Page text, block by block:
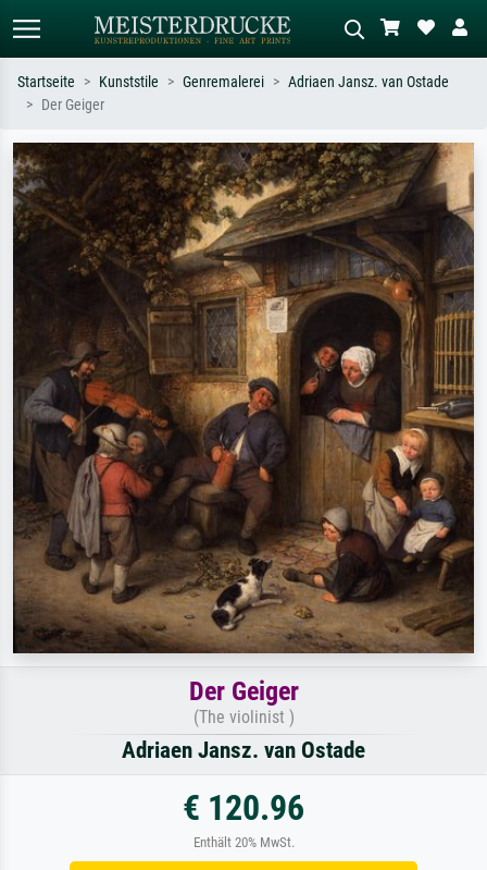
Suchen Sie nach Künstlern, Werktiteln
oder Stilen – z.B. Monet,
Sternennacht, Impressionismus, Welle
Hokusai, Akt.
Beschreiben Sie die Szene – z.B. Grüne
Wiese, Abstrakt mit viel Rot, Dunkles
Ölgemälde, Stehender Akt neben einem
Baum.
Startseite Kunststile Genremalerei
Adriaen Jansz. van Ostade
Der Geiger
Der Geiger
(The violinist )
Adriaen Jansz. van Ostade
€ 120.96
Enthält 20% MwSt.